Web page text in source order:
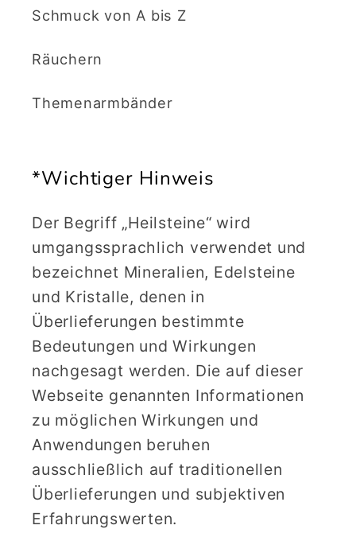
Schmuck von A bis Z
Räuchern
Themenarmbänder
*Wichtiger Hinweis
Der Begriff „Heilsteine“ wird
umgangssprachlich verwendet und
bezeichnet Mineralien, Edelsteine
und Kristalle, denen in
Überlieferungen bestimmte
Bedeutungen und Wirkungen
nachgesagt werden. Die auf dieser
Webseite genannten Informationen
zu möglichen Wirkungen und
Anwendungen beruhen
ausschließlich auf traditionellen
Überlieferungen und subjektiven
Erfahrungswerten.